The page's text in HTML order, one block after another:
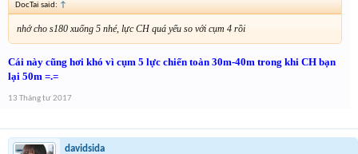
DocTai said: ↑
nhớ cho s180 xuống 5 nhé, lực CH quá yếu so với cụm 4 rồi
Cái này cũng hơi khó vì cụm 5 lực chiến toàn 30m-40m trong khi CH bạn
lại 50m =.=
13 Tháng tư 2017
davidsida